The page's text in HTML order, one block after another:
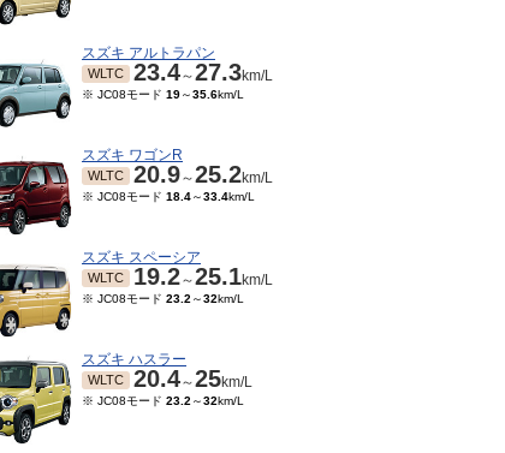
スズキ アルトラパン
WLTC 23.4～27.3km/L
※ JC08モード 19～35.6km/L
スズキ ワゴンR
WLTC 20.9～25.2km/L
※ JC08モード 18.4～33.4km/L
スズキ スペーシア
WLTC 19.2～25.1km/L
※ JC08モード 23.2 ～32km/L
スズキ ハスラー
WLTC 20.4～25km/L
※ JC08モード 23.2 ～32km/L